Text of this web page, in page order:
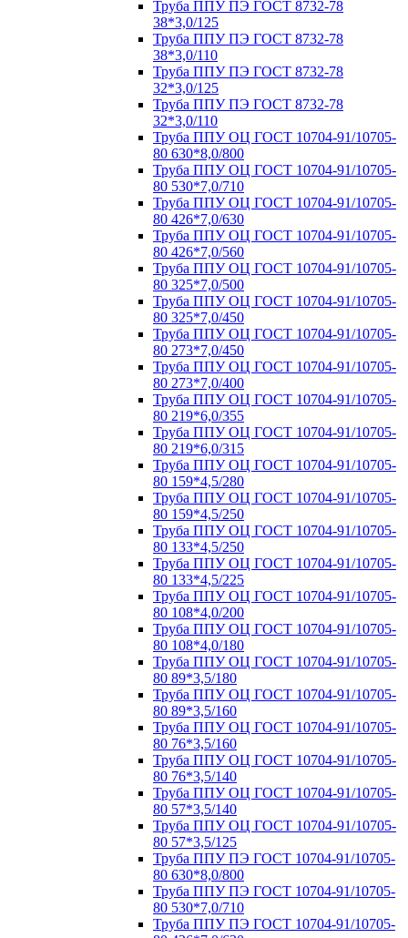
Труба ППУ ПЭ ГОСТ 8732-78
38*3,0/125
Труба ППУ ПЭ ГОСТ 8732-78
38*3,0/110
Труба ППУ ПЭ ГОСТ 8732-78
32*3,0/125
Труба ППУ ПЭ ГОСТ 8732-78
32*3,0/110
Труба ППУ ОЦ ГОСТ 10704-91/10705-
80 630*8,0/800
Труба ППУ ОЦ ГОСТ 10704-91/10705-
80 530*7,0/710
Труба ППУ ОЦ ГОСТ 10704-91/10705-
80 426*7,0/630
Труба ППУ ОЦ ГОСТ 10704-91/10705-
80 426*7,0/560
Труба ППУ ОЦ ГОСТ 10704-91/10705-
80 325*7,0/500
Труба ППУ ОЦ ГОСТ 10704-91/10705-
80 325*7,0/450
Труба ППУ ОЦ ГОСТ 10704-91/10705-
80 273*7,0/450
Труба ППУ ОЦ ГОСТ 10704-91/10705-
80 273*7,0/400
Труба ППУ ОЦ ГОСТ 10704-91/10705-
80 219*6,0/355
Труба ППУ ОЦ ГОСТ 10704-91/10705-
80 219*6,0/315
Труба ППУ ОЦ ГОСТ 10704-91/10705-
80 159*4,5/280
Труба ППУ ОЦ ГОСТ 10704-91/10705-
80 159*4,5/250
Труба ППУ ОЦ ГОСТ 10704-91/10705-
80 133*4,5/250
Труба ППУ ОЦ ГОСТ 10704-91/10705-
80 133*4,5/225
Труба ППУ ОЦ ГОСТ 10704-91/10705-
80 108*4,0/200
Труба ППУ ОЦ ГОСТ 10704-91/10705-
80 108*4,0/180
Труба ППУ ОЦ ГОСТ 10704-91/10705-
80 89*3,5/180
Труба ППУ ОЦ ГОСТ 10704-91/10705-
80 89*3,5/160
Труба ППУ ОЦ ГОСТ 10704-91/10705-
80 76*3,5/160
Труба ППУ ОЦ ГОСТ 10704-91/10705-
80 76*3,5/140
Труба ППУ ОЦ ГОСТ 10704-91/10705-
80 57*3,5/140
Труба ППУ ОЦ ГОСТ 10704-91/10705-
80 57*3,5/125
Труба ППУ ПЭ ГОСТ 10704-91/10705-
80 630*8,0/800
Труба ППУ ПЭ ГОСТ 10704-91/10705-
80 530*7,0/710
Труба ППУ ПЭ ГОСТ 10704-91/10705-